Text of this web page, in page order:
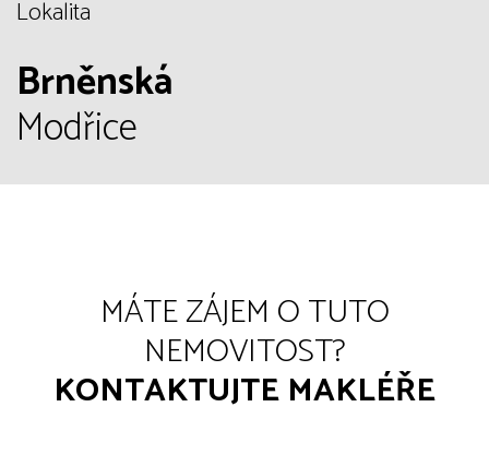
Lokalita
Brněnská
Modřice
MÁTE ZÁJEM O TUTO
NEMOVITOST?
KONTAKTUJTE MAKLÉŘE